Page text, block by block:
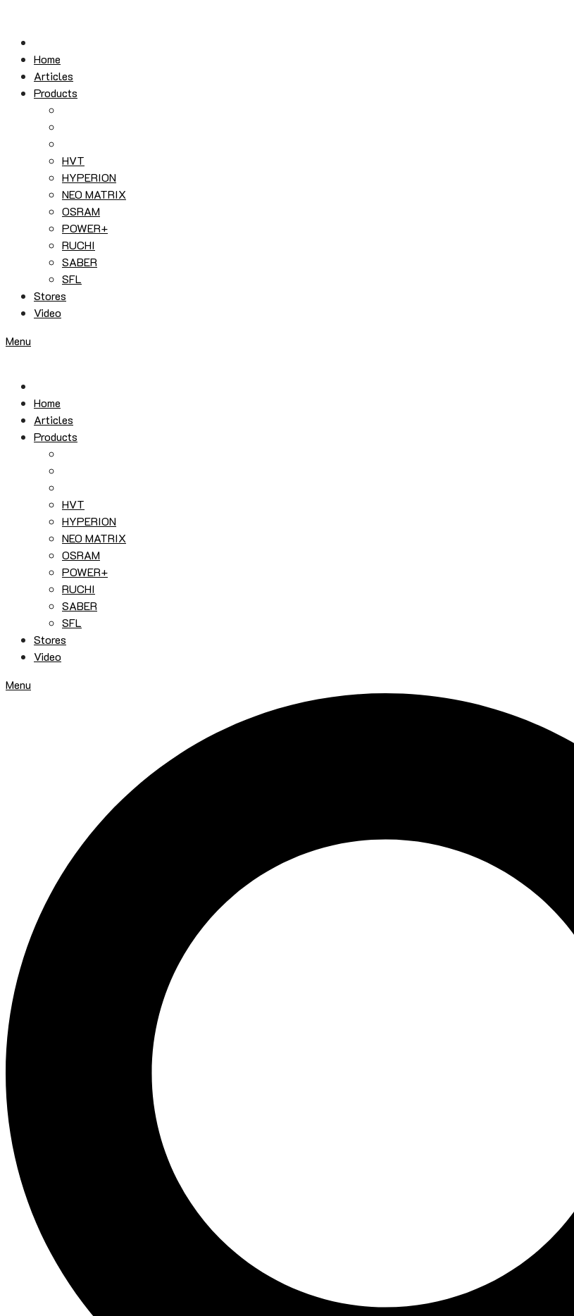
content
Home
Articles
Products
HVT
HYPERION
NEO MATRIX
OSRAM
POWER+
RUCHI
SABER
SFL
Stores
Video
Menu
Home
Articles
Products
HVT
HYPERION
NEO MATRIX
OSRAM
POWER+
RUCHI
SABER
SFL
Stores
Video
Menu